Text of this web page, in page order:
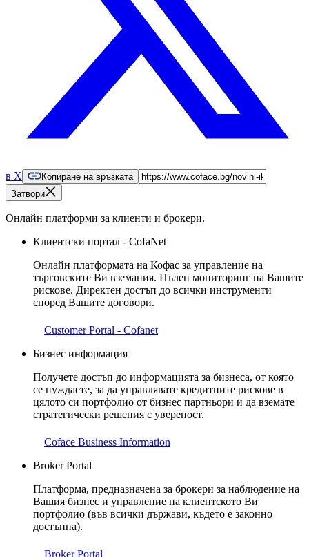
в X
Копиране на връзката
Затвори
Онлайн платформи за клиенти и брокери.
Клиентски портал - CofaNet
Онлайн платформата на Кофас за управление на
търговските Ви вземания. Пълен мониторинг на Вашите
рискове. Директен достъп до всички инструменти
според Вашите договори.
Customer Portal - Cofanet
Бизнес информация
Получете достъп до информацията за бизнеса, от която
се нуждаете, за да управлявате кредитните рискове в
цялото си портфолио от бизнес партньори и да вземате
стратегически решения с увереност.
Coface Business Information
Broker Portal
Платформа, предназначена за брокери за наблюдение на
Вашия бизнес и управление на клиентското Ви
портфолио (във всички държави, където е законно
достъпна).
Broker Portal